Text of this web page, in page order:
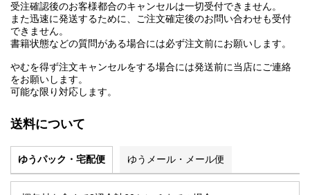
受注確認後のお客様都合のキャンセルは一切受付できません。
また迅速に発送するために、ご注文確定後のお問い合わせも受付
できません。
書籍状態などの質問がある場合には必ず注文前にお願いします。
やむを得ず注文キャンセルをする場合には発送前に当店にご連絡
をお願いします。
可能な限り対応します。
送料について
ゆうパック・宅配便 ゆうメール・メール便